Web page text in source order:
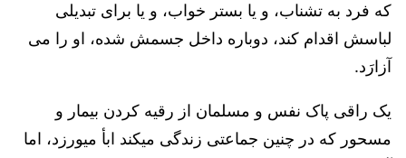
که فرد به تشناب، و یا بستر خواب، و یا برای تبدیلی
لباسش اقدام کند، دوباره داخل جسمش شده، او را می
آزارَد.
یک راقی پاک نفس و مسلمان از رقیه کردن بیمار و
مسحور که در چنین جماعتی زندگی میکند ابأ میورزد، اما